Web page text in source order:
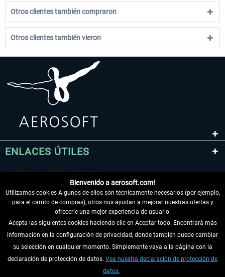
Otros clientes también compraron
Otros clientes también vieron
ENLACES ÚTILES
DESISTIR DEL CONTRATO
INFORMACIÓN
Bienvenido a aerosoft.com!
Utilizamos cookies Algunos de ellos son técnicamente necesarios (por ejemplo,
para el carrito de compras), otros nos ayudan a mejorar nuestras ofertas y
ofrecerle una mejor experiencia de usuario.
Acepta las siguientes cookies haciendo clic en Aceptar todo. Encontrará más
información en la configuración de privacidad, donde también puede cambiar
su selección en cualquier momento. Simplemente vaya a la página con la
declaración de protección de datos. Vea nuestra declaración de protección de
datos.